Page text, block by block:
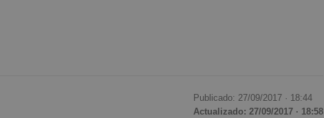
Publicado: 27/09/2017 · 18:44
Actualizado: 27/09/2017 · 18:58